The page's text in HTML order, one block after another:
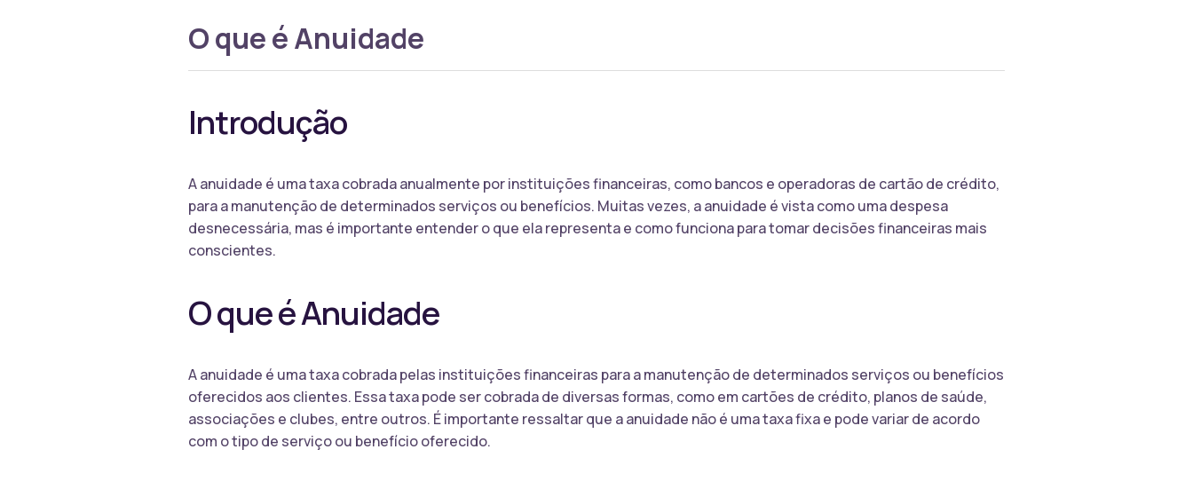
O que é Anuidade
Introdução
A anuidade é uma taxa cobrada anualmente por instituições financeiras, como bancos e operadoras de cartão de crédito,
para a manutenção de determinados serviços ou benefícios. Muitas vezes, a anuidade é vista como uma despesa
desnecessária, mas é importante entender o que ela representa e como funciona para tomar decisões financeiras mais
conscientes.
O que é Anuidade
A anuidade é uma taxa cobrada pelas instituições financeiras para a manutenção de determinados serviços ou benefícios
oferecidos aos clientes. Essa taxa pode ser cobrada de diversas formas, como em cartões de crédito, planos de saúde,
associações e clubes, entre outros. É importante ressaltar que a anuidade não é uma taxa fixa e pode variar de acordo
com o tipo de serviço ou benefício oferecido.